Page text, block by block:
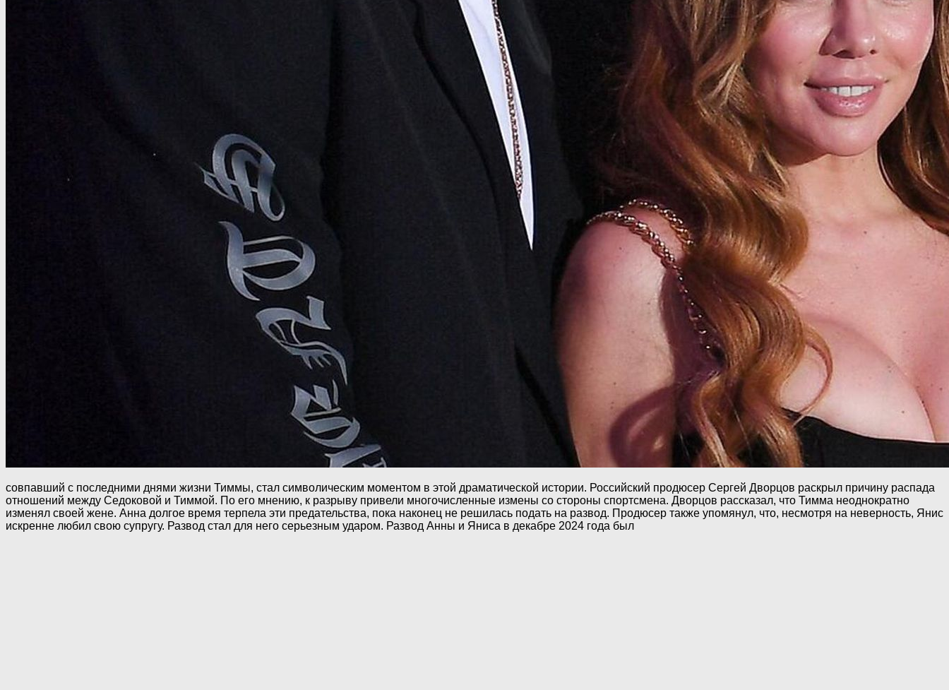
совпавший с последними днями жизни Тиммы, стал символическим моментом в этой драматической истории. Российский продюсер Сергей Дворцов раскрыл причину распада
отношений между Седоковой и Тиммой. По его мнению, к разрыву привели многочисленные измены со стороны спортсмена. Дворцов рассказал, что Тимма неоднократно
изменял своей жене. Анна долгое время терпела эти предательства, пока наконец не решилась подать на развод. Продюсер также упомянул, что, несмотря на неверность, Янис
искренне любил свою супругу. Развод стал для него серьезным ударом. Развод Анны и Яниса в декабре 2024 года был